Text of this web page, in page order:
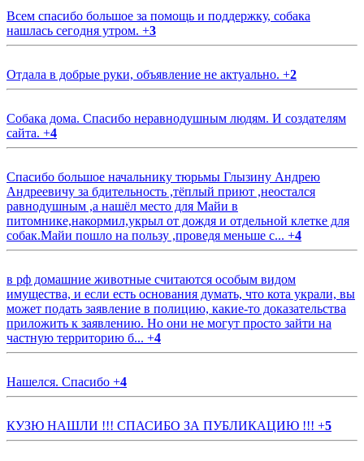
Всем спасибо большое за помощь и поддержку, собака
нашлась сегодня утром. +3
Отдала в добрые руки, объявление не актуально. +2
Собака дома. Спасибо неравнодушным людям. И создателям
сайта. +4
Спасибо большое начальнику тюрьмы Глызину Андрею
Андреевичу за бдительность ,тёплый приют ,неостался
равнодушным ,а нашёл место для Майи в
питомнике,накормил,укрыл от дождя и отдельной клетке для
собак.Майи пошло на пользу ,проведя меньше с... +4
в рф домашние животные считаются особым видом
имущества, и если есть основания думать, что кота украли, вы
может подать заявление в полицию, какие-то доказательства
приложить к заявлению. Но они не могут просто зайти на
частную территорию б... +4
Нашелся. Спасибо +4
КУЗЮ НАШЛИ !!! СПАСИБО ЗА ПУБЛИКАЦИЮ !!! +5